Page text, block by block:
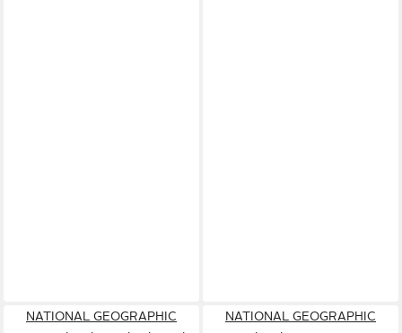
NATIONAL GEOGRAPHIC
NATIONAL GEOGRAPHIC